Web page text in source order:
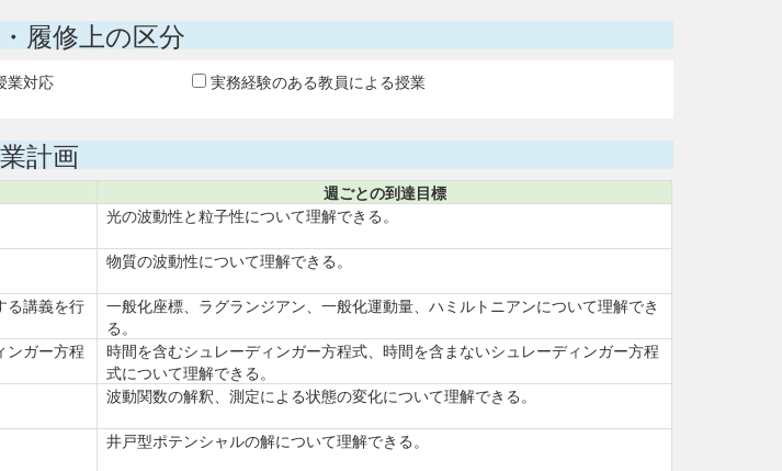
履修上の区分
業対応 実務経験のある教員による授業
計画
週ごとの到達目標
光の波動性と粒子性について理解できる。
物質の波動性について理解できる。
る講義を行
一般化座標、ラグランジアン、一般化運動量、ハミルトニアンについて理解でき
る。
ンガー方程
時間を含むシュレーディンガー方程式、時間を含まないシュレーディンガー方程
式について理解できる。
波動関数の解釈、測定による状態の変化について理解できる。
井戸型ポテンシャルの解について理解できる。